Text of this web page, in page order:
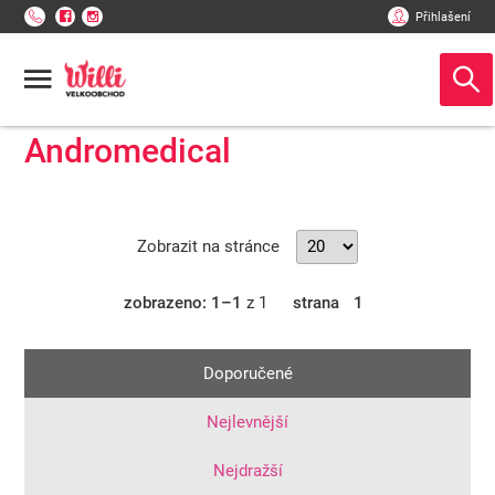
Přihlašení
Andromedical
Zobrazit na stránce
zobrazeno: 1–1z 1 strana 1
Doporučené
Nejlevnější
Nejdražší